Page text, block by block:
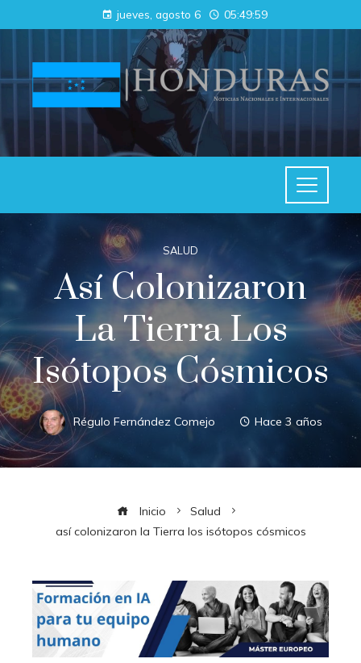
jueves, agosto 6 05:49:59
SALUD
Así Colonizaron
La Tierra Los
Isótopos Cósmicos
Régulo Fernández Comejo Hace 3 años
Inicio
Salud
así colonizaron la Tierra los isótopos cósmicos